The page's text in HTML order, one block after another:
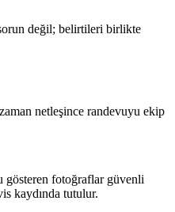
değil; belirtileri birlikte
netleşince randevuyu ekip
gösteren fotoğraflar güvenli
kaydında tutulur.